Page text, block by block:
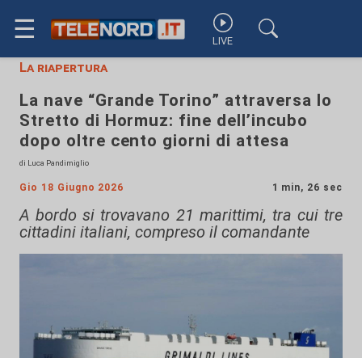
☰ LIVE
La riapertura
La nave “Grande Torino” attraversa lo
Stretto di Hormuz: fine dell’incubo
dopo oltre cento giorni di attesa
di Luca Pandimiglio
Gio 18 Giugno 2026 1 min, 26 sec
A bordo si trovavano 21 marittimi, tra cui tre
cittadini italiani, compreso il comandante